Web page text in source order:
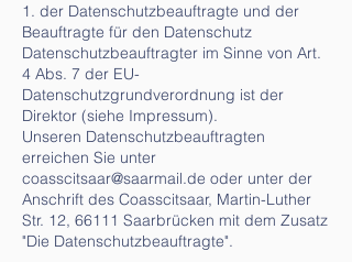
1. der Datenschutzbeauftragte und der
Beauftragte für den Datenschutz
Datenschutzbeauftragter im Sinne von Art.
4 Abs. 7 der EU-
Datenschutzgrundverordnung ist der
Direktor (siehe Impressum).
Unseren Datenschutzbeauftragten
erreichen Sie unter
coasscitsaar@saarmail.de oder unter der
Anschrift des Coasscitsaar, Martin-Luther
Str. 12, 66111 Saarbrücken mit dem Zusatz
"Die Datenschutzbeauftragte".